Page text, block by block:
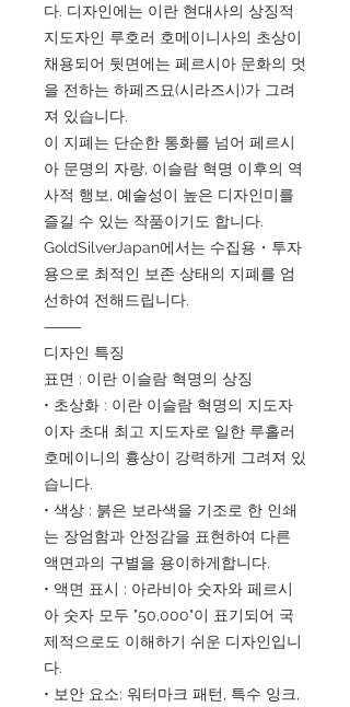
다. 디자인에는 이란 현대사의 상징적
지도자인 루호러 호메이니사의 초상이
채용되어 뒷면에는 페르시아 문화의 멋
을 전하는 하페즈묘(시라즈시)가 그려
져 있습니다.
이 지폐는 단순한 통화를 넘어 페르시
아 문명의 자랑, 이슬람 혁명 이후의 역
사적 행보, 예술성이 높은 디자인미를
즐길 수 있는 작품이기도 합니다.
GoldSilverJapan에서는 수집용・투자
용으로 최적인 보존 상태의 지폐를 엄
선하여 전해드립니다.
⸻
디자인 특징
표면 : 이란 이슬람 혁명의 상징
• 초상화 : 이란 이슬람 혁명의 지도자
이자 초대 최고 지도자로 일한 루홀러
호메이니의 흉상이 강력하게 그려져 있
습니다.
• 색상 : 붉은 보라색을 기조로 한 인쇄
는 장엄함과 안정감을 표현하여 다른
액면과의 구별을 용이하게합니다.
• 액면 표시 : 아라비아 숫자와 페르시
아 숫자 모두 "50,000"이 표기되어 국
제적으로도 이해하기 쉬운 디자인입니
다.
• 보안 요소: 워터마크 패턴, 특수 잉크,